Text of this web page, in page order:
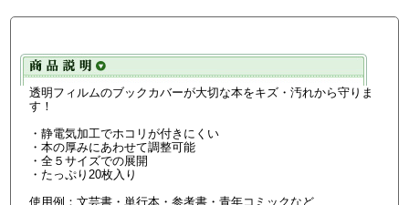
透明フィルムのブックカバーが大切な本をキズ・汚れから守りま
す！
・静電気加工でホコリが付きにくい
・本の厚みにあわせて調整可能
・全５サイズでの展開
・たっぷり20枚入り
使用例：文芸書・単行本・参考書・青年コミックなど